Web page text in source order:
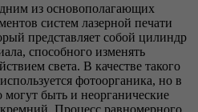
из основополагающих
систем лазерной печати
представляет собой цилиндр
способного изменять
света. В качестве такого
фотоорганика, но в
могут быть и неорганические
Процесс равномерного